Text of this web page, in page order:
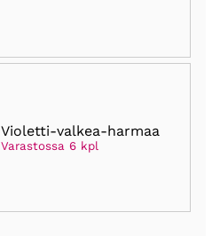
Violetti-valkea-harmaa
Varastossa 6 kpl